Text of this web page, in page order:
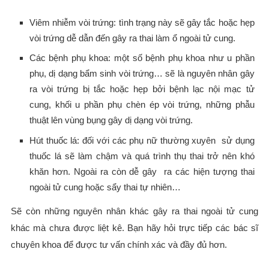
Viêm nhiễm vòi trứng: tình trạng này sẽ gây tắc hoặc hẹp
vòi trứng dễ dẫn đến gây ra thai làm ổ ngoài tử cung.
Các bệnh phụ khoa: một số bệnh phụ khoa như u phần
phụ, dị dạng bẩm sinh vòi trứng… sẽ là nguyên nhân gây
ra vòi trứng bị tắc hoặc hẹp bởi bệnh lạc nội mạc tử
cung, khối u phần phụ chèn ép vòi trứng, những phẫu
thuật lên vùng bụng gây dị dạng vòi trứng.
Hút thuốc lá: đối với các phụ nữ thường xuyên sử dụng
thuốc lá sẽ làm chậm và quá trình thụ thai trở nên khó
khăn hơn. Ngoài ra còn dễ gây ra các hiện tượng thai
ngoài tử cung hoặc sẩy thai tự nhiên…
Sẽ còn những nguyên nhân khác gây ra thai ngoài tử cung
khác mà chưa được liệt kê. Bạn hãy hỏi trực tiếp các bác sĩ
chuyên khoa để được tư vấn chính xác và đầy đủ hơn.